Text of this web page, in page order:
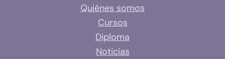
Quiénes somos
Cursos
Diploma
Noticias